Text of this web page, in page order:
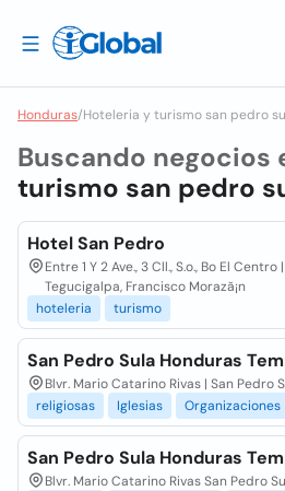
Honduras/Hoteleria y turismo san pedro
Buscando negocios
turismo san pedro
Hotel San Pedro
Entre 1 Y 2 Ave., 3 Cll., S.o., Bo El
Tegucigalpa, Francisco Morazã¡n
hoteleria
turismo
San Pedro Sula Honduras
Blvr. Mario Catarino Rivas | San Pedro
religiosas
Iglesias Organizaciones
San Pedro Sula Honduras
Blvr. Mario Catarino Rivas San Pedro